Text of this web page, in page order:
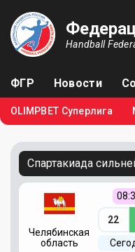
Handball
ФГР Новости
OLIMPBET Суперлига
Спартакиада
Челябинская
область
22